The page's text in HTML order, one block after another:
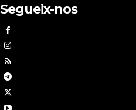
Segueix-nos